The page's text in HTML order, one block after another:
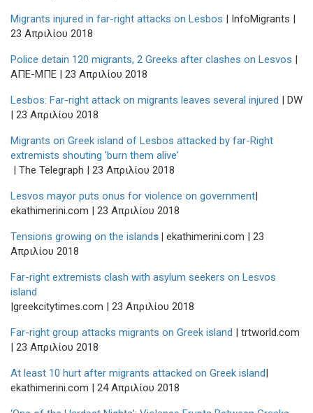
Migrants injured in far-right attacks on Lesbos | InfoMigrants |
23 Απριλίου 2018
Police detain 120 migrants, 2 Greeks after clashes on Lesvos |
ΑΠΕ-ΜΠΕ | 23 Aπριλίου 2018
Lesbos: Far-right attack on migrants leaves several injured | DW
| 23 Aπριλίου 2018
Migrants on Greek island of Lesbos attacked by far-Right
extremists shouting 'burn them alive'
| The Telegraph | 23 Απριλίου 2018
Lesvos mayor puts onus for violence on government|
ekathimerini.com | 23 Aπριλίου 2018
Tensions growing on the islands | ekathimerini.com | 23
Aπριλίου 2018
Far-right extremists clash with asylum seekers on Lesvos
island
|greekcitytimes.com | 23 Aπριλίου 2018
Far-right group attacks migrants on Greek island | trtworld.com
| 23 Aπριλίου 2018
At least 10 hurt after migrants attacked on Greek island|
ekathimerini.com | 24 Aπριλίου 2018